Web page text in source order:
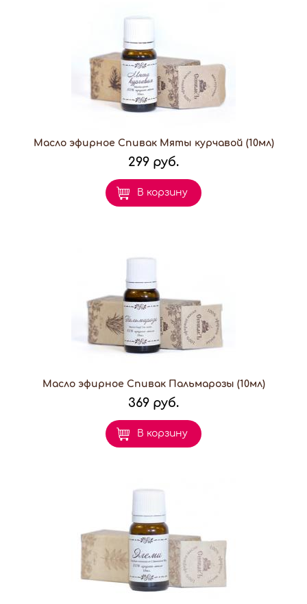
Масло эфирное Спивак Мяты курчавой (10мл)
299 руб.
В корзину
Масло эфирное Спивак Пальмарозы (10мл)
369 руб.
В корзину